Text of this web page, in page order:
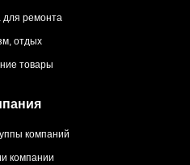
для ремонта
отдых
товары
компаний
компании